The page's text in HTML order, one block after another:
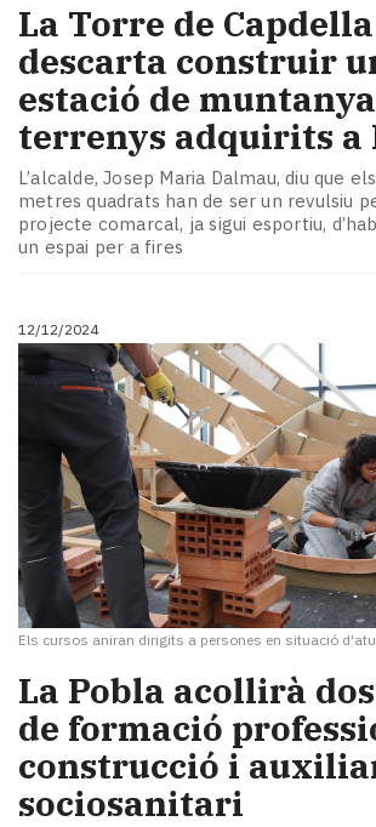
La Torre de
descarta construir
estació de
terrenys adquirits a
L’alcalde, Josep Maria Dalmau, diu que
metres quadrats han de ser un revulsiu
projecte comarcal, ja sigui esportiu,
un espai per a fires
12/12/2024
Els cursos aniran dirigits a persones en situació
La Pobla acollirà
de formació
construcció i
sociosanitari